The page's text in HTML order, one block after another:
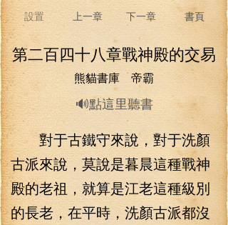
設置 上一章 下一章 書頁
第二百四十八章戰神殿的交易
熊貓書庫 帝霸
🔊點這里聽書
對于古鐵守來說，對于洗顏
古派來說，莫說是暮晨這種戰神
殿的老祖，就算是江老這種級別
的長老，在平時，洗顏古派都沒